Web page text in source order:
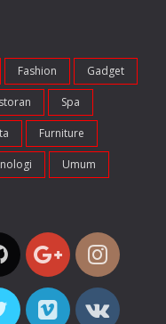
Fashion Gadget
Spa
Furniture
Umum